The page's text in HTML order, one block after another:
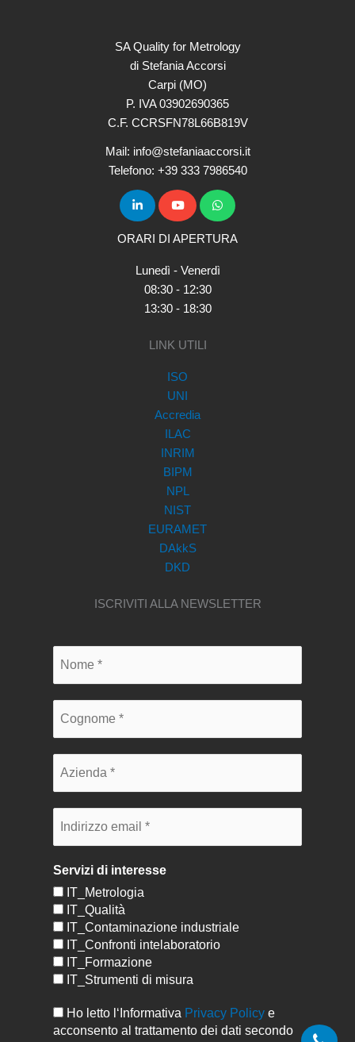
SA Quality for Metrology
di Stefania Accorsi
Carpi (MO)
P. IVA 03902690365
C.F. CCRSFN78L66B819V
Mail: info@stefaniaaccorsi.it
Telefono: +39 333 7986540
ORARI DI APERTURA
Lunedì - Venerdì
08:30 - 12:30
13:30 - 18:30
LINK UTILI
ISO
UNI
Accredia
ILAC
INRIM
BIPM
NPL
NIST
EURAMET
DAkkS
DKD
ISCRIVITI ALLA NEWSLETTER
Servizi di interesse
IT_Metrologia
IT_Qualità
IT_Contaminazione industriale
IT_Confronti intelaboratorio
IT_Formazione
IT_Strumenti di misura
Ho letto l‘Informativa Privacy Policy e
acconsento al trattamento dei dati secondo